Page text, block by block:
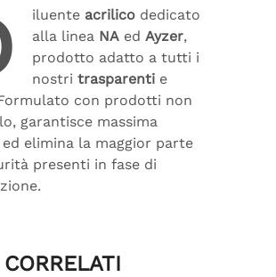
iluente acrilicodedicato
alla linea NAed Ayzer,
prodotto adatto a tutti i
nostri trasparentie
con prodotti non
garantisce massima
elimina la maggior parte
presenti in fase di